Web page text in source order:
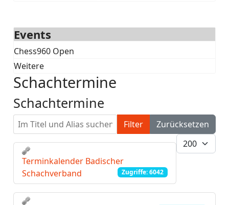
Events
Chess960 Open
Weitere
Schachtermine
Schachtermine
Im Titel und Alias suchen. Als Präfix „ID:“ verwenden,
Filter
Zurücksetzen
Anzeige #
Terminkalender Badischer
Schachverband
Zugriffe: 6042